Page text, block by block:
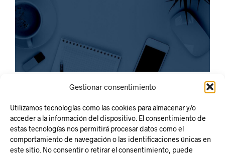
Gestionar consentimiento
Utilizamos tecnologías como las cookies para almacenar y/o
acceder a la información del dispositivo. El consentimiento de
estas tecnologías nos permitirá procesar datos como el
comportamiento de navegación o las identificaciones únicas en
este sitio. No consentir o retirar el consentimiento, puede